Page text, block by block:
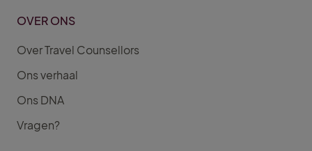
OVER ONS
Over Travel Counsellors
Ons verhaal
Ons DNA
Vragen?